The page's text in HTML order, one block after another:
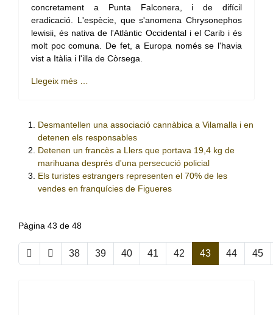
concretament a Punta Falconera, i de difícil
eradicació. L'espècie, que s'anomena Chrysonephos
lewisii, és nativa de l'Atlàntic Occidental i el Carib i és
molt poc comuna. De fet, a Europa només se l'havia
vist a Itàlia i l'illa de Còrsega.
Llegeix més …
Desmantellen una associació cannàbica a Vilamalla i en
detenen els responsables
Detenen un francès a Llers que portava 19,4 kg de
marihuana després d'una persecució policial
Els turistes estrangers representen el 70% de les
vendes en franquícies de Figueres
Pàgina 43 de 48
38 39 40 41 42 43 44 45